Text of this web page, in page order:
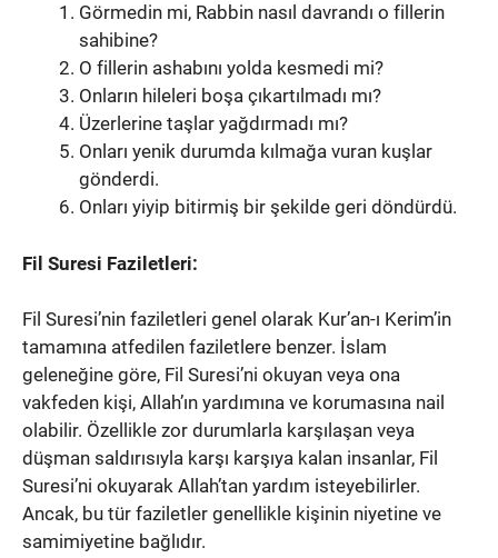
Görmedin mi, Rabbin nasıl davrandı o fillerin
sahibine?
O fillerin ashabını yolda kesmedi mi?
Onların hileleri boşa çıkartılmadı mı?
Üzerlerine taşlar yağdırmadı mı?
Onları yenik durumda kılmağa vuran kuşlar
gönderdi.
Onları yiyip bitirmiş bir şekilde geri döndürdü.
Fil Suresi Faziletleri:
Fil Suresi’nin faziletleri genel olarak Kur’an-ı Kerim’in
tamamına atfedilen faziletlere benzer. İslam
geleneğine göre, Fil Suresi’ni okuyan veya ona
vakfeden kişi, Allah’ın yardımına ve korumasına nail
olabilir. Özellikle zor durumlarla karşılaşan veya
düşman saldırısıyla karşı karşıya kalan insanlar, Fil
Suresi’ni okuyarak Allah’tan yardım isteyebilirler.
Ancak, bu tür faziletler genellikle kişinin niyetine ve
samimiyetine bağlıdır.